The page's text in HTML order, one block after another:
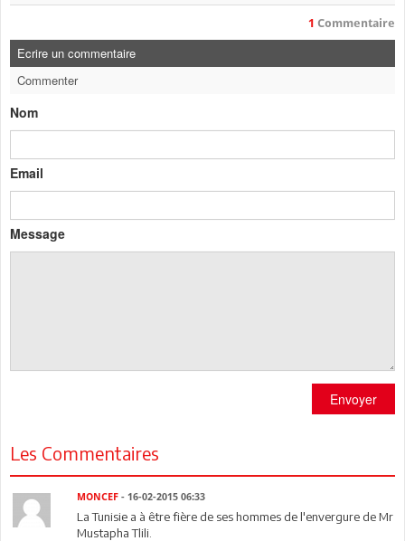
1 Commentaire
Ecrire un commentaire
Commenter
Nom
Email
Message
Envoyer
Les Commentaires
MONCEF - 16-02-2015 06:33
La Tunisie a à être fière de ses hommes de l'envergure de Mr
Mustapha Tlili.